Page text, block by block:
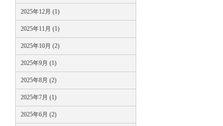
2025年12月 (1)
2025年11月 (1)
2025年10月 (2)
2025年9月 (1)
2025年8月 (2)
2025年7月 (1)
2025年6月 (2)